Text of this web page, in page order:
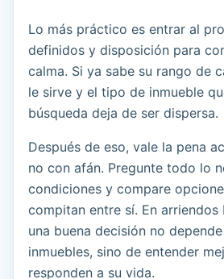
Lo más práctico es entrar al
definidos y disposición para
calma. Si ya sabe su rango de
le sirve y el tipo de inmueble
búsqueda deja de ser dispersa.
Después de eso, vale la pena
no con afán. Pregunte todo lo
condiciones y compare
compitan entre sí. En arriendos
una buena decisión no
inmuebles, sino de entender
responden a su vida.